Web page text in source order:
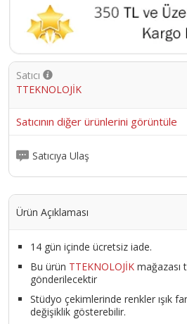
Satıcı
TTEKNOLOJİK
Satıcının diğer ürünlerini görüntüle
Satıcıya Ulaş
Ürün Açıklaması
14 gün içinde ücretsiz iade.
Bu ürün TTEKNOLOJİK mağazası
gönderilecektir
Stüdyo çekimlerinde renkler ışık
değişiklik gösterebilir.